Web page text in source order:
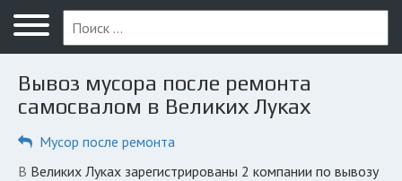
Меню
Главная
Вопрос юристу
Вывоз мусора после ремонта
самосвалом в Великих Луках
Мусор после ремонта
в Великих Луках зарегистрированы 2 компании по вывозу